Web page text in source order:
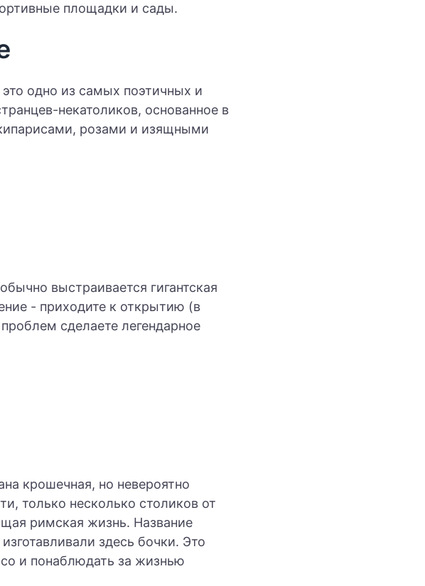
площадки и сады.
одно из самых поэтичных и
некатоликов, основанное в
розами и изящными
выстраивается гигантская
- приходите к открытию (в
сделаете легендарное
крошечная, но невероятно
только несколько столиков от
римская жизнь. Название
здесь бочки. Это
и понаблюдать за жизнью